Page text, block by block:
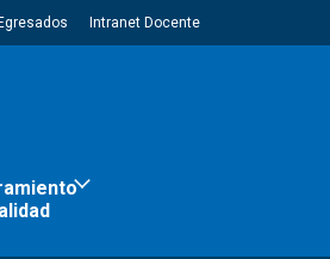
Intranet Docente
Egresados